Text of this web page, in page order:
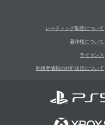
レーティング制度について
著作権について
ライセンス
利用者情報の外部送信について